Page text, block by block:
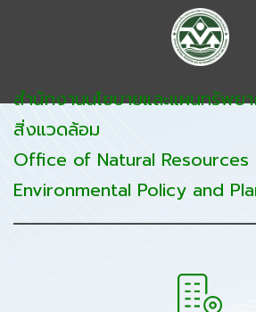
สำนักงานนโยบายและแผนทรัพย
สิ่งแวดล้อม
Office of Natural Resources
Environmental Policy and